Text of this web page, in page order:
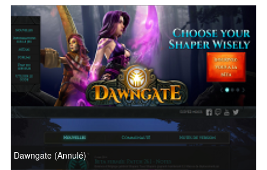
Dawngate (Annulé)